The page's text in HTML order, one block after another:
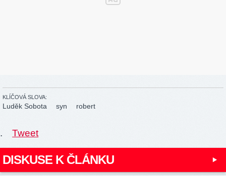
KLÍČOVÁ SLOVA:
Luděk Sobota syn robert
. Tweet
DISKUSE K ČLÁNKU